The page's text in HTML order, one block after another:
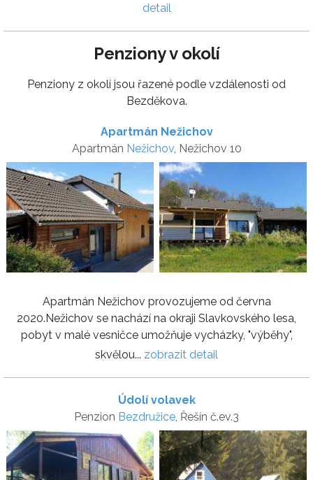
detail
Penziony v okolí
Penziony z okolí jsou řazené podle vzdálenosti od
Bezděkova.
Apartmán Nežichov
Apartmán Nežichov, Nežichov 10
Apartmán Nežichov provozujeme od června
2020.Nežichov se nachází na okraji Slavkovského lesa,
pobyt v malé vesničce umožňuje vycházky, "výběhy",
skvělou... zobrazit detail
Údolí volavek
Penzion Bezdružice, Řešín č.ev.3